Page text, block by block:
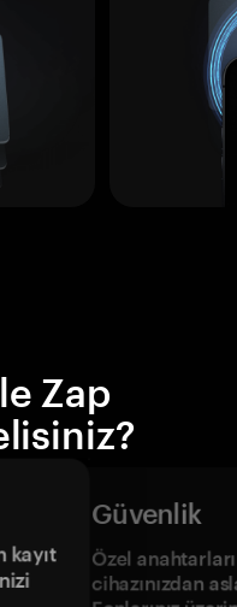
Zap
kayıt
Güvenlik
Özel
cihazınızdan